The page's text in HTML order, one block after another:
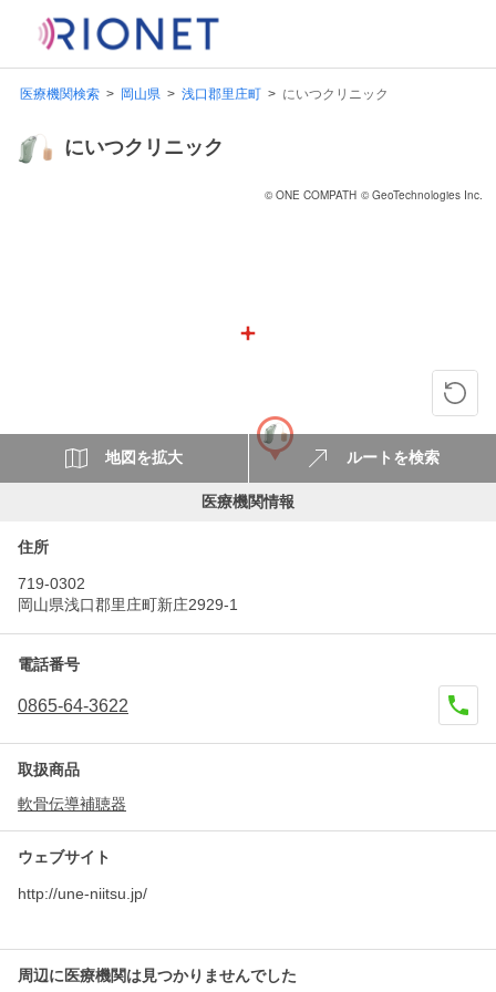
医療機関検索 岡山県 浅口郡里庄町 にいつクリニック
にいつクリニック
© ONE COMPATH © GeoTechnologies Inc.
地図を拡大 ルートを検索
医療機関情報
住所
719-0302
岡山県浅口郡里庄町新庄2929-1
電話番号
0865-64-3622
取扱商品
軟骨伝導補聴器
ウェブサイト
http://une-niitsu.jp/
周辺に医療機関は見つかりませんでした